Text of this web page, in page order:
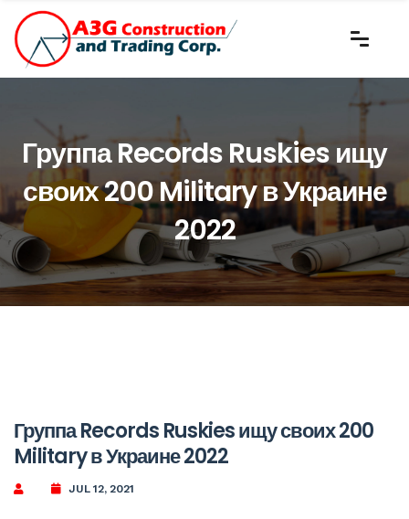
Группа Records Ruskies ищу
своих 200 Military в Украине
2022
Группа Records Ruskies ищу своих 200
Military в Украине 2022
JUL 12, 2021